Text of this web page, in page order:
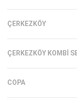
ÇERKEZKÖY
ÇERKEZKÖY KOMBI
COPA